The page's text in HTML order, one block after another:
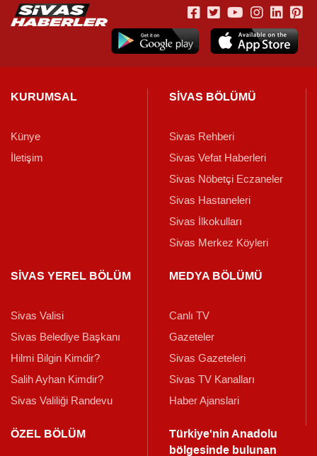
KURUMSAL
Künye
İletişim
SİVAS BÖLÜMÜ
Sivas Rehberi
Sivas Vefat Haberleri
Sivas Nöbetçi Eczaneler
Sivas Hastaneleri
Sivas İlkokulları
Sivas Merkez Köyleri
SİVAS YEREL BÖLÜM
Sivas Valisi
Sivas Belediye Başkanı
Hilmi Bilgin Kimdir?
Salih Ayhan Kimdir?
Sivas Valiliği Randevu
MEDYA BÖLÜMÜ
Canlı TV
Gazeteler
Sivas Gazeteleri
Sivas TV Kanalları
Haber Ajanslari
ÖZEL BÖLÜM
Türkiye'nin Anadolu
bölgesinde bulunan